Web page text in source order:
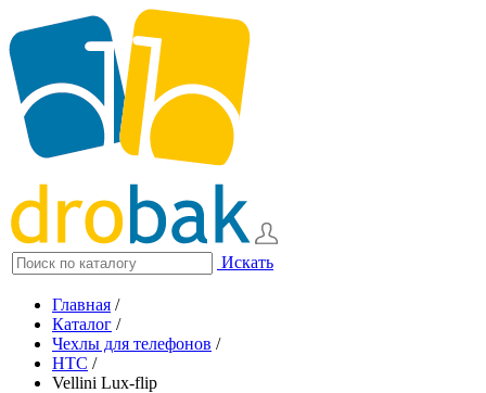
Искать
Главная /
Каталог /
Чехлы для телефонов /
HTC /
Vellini Lux-flip